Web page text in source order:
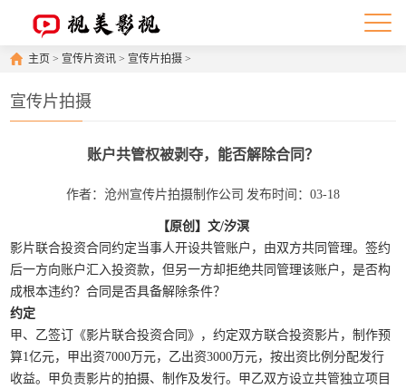
主页 > 宣传片资讯 > 宣传片拍摄 >
宣传片拍摄
账户共管权被剥夺，能否解除合同？
作者：沧州宣传片拍摄制作公司 发布时间：03-18
【原创】文/汐溟
影片联合投资合同约定当事人开设共管账户，由双方共同管理。签约
后一方向账户汇入投资款，但另一方却拒绝共同管理该账户，是否构
成根本违约？合同是否具备解除条件？
约定
甲、乙签订《影片联合投资合同》，约定双方联合投资影片，制作预
算1亿元，甲出资7000万元，乙出资3000万元，按出资比例分配发行
收益。甲负责影片的拍摄、制作及发行。甲乙双方设立共管独立项目